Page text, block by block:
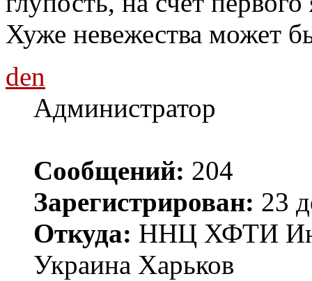
Хуже невежества может
den
Администратор
Сообщений: 204
Зарегистрирован: 23
Откуда: ННЦ ХФТИ
Украина Харьков